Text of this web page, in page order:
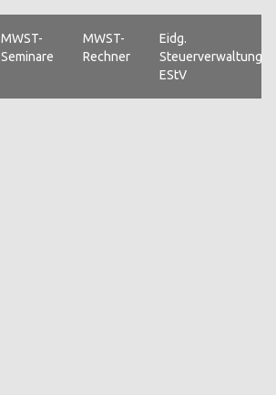
MWST-
Seminare
MWST-
Rechner
Eidg.
Steuerverwaltung
EStV